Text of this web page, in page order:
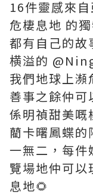
16件靈感來
危棲息地 的
都有自己的故
横溢的
我們地球上瀕
善事之餘仲可
係明禎甜美嘅
藺卡曙鳳蝶的
一無二，每件
覽場地仲可以
息地🌻